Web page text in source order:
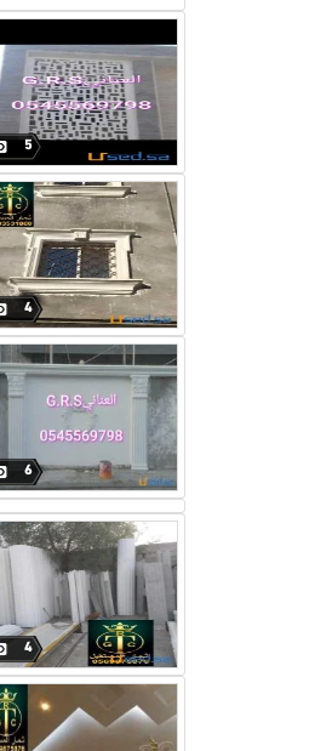
5
4
6
4